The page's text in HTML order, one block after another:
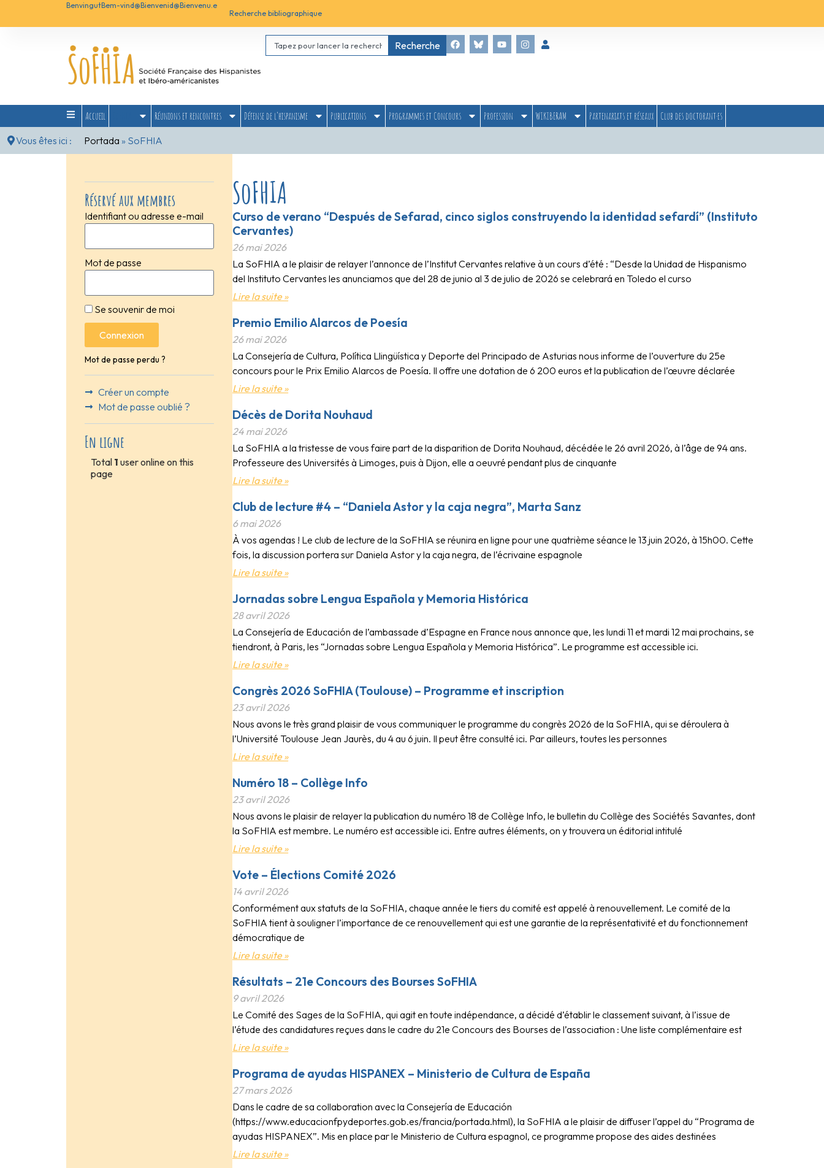
BenvingutBem-vind@Bienvenid@Bienvenu.e
Recherche bibliographique
Recherche
Accueil Réunions et rencontres Défense de l’hispanisme Publications Programmes et Concours Profession WIKIBERAM Partenariats et réseaux
Club des doctorant·es
Vous êtes ici :
Portada » SoFHIA
Réservé aux membres
Identifiant ou adresse e-mail
Mot de passe
Se souvenir de moi
Connexion
Mot de passe perdu ?
Créer un compte
Mot de passe oublié ?
En ligne
Total 1 user online on this
page
SoFHIA
Curso de verano “Después de Sefarad, cinco siglos construyendo la identidad sefardí” (Instituto
Cervantes)
26 mai 2026
La SoFHIA a le plaisir de relayer l’annonce de l’Institut Cervantes relative à un cours d’été : “Desde la Unidad de Hispanismo
del Instituto Cervantes les anunciamos que del 28 de junio al 3 de julio de 2026 se celebrará en Toledo el curso
Lire la suite »
Premio Emilio Alarcos de Poesía
26 mai 2026
La Consejería de Cultura, Política Llingüística y Deporte del Principado de Asturias nous informe de l’ouverture du 25e
concours pour le Prix Emilio Alarcos de Poesía. Il offre une dotation de 6 200 euros et la publication de l’œuvre déclarée
Lire la suite »
Décès de Dorita Nouhaud
24 mai 2026
La SoFHIA a la tristesse de vous faire part de la disparition de Dorita Nouhaud, décédée le 26 avril 2026, à l’âge de 94 ans.
Professeure des Universités à Limoges, puis à Dijon, elle a oeuvré pendant plus de cinquante
Lire la suite »
Club de lecture #4 – “Daniela Astor y la caja negra”, Marta Sanz
6 mai 2026
À vos agendas ! Le club de lecture de la SoFHIA se réunira en ligne pour une quatrième séance le 13 juin 2026, à 15h00. Cette
fois, la discussion portera sur Daniela Astor y la caja negra, de l’écrivaine espagnole
Lire la suite »
Jornadas sobre Lengua Española y Memoria Histórica
28 avril 2026
La Consejería de Educación de l’ambassade d’Espagne en France nous annonce que, les lundi 11 et mardi 12 mai prochains, se
tiendront, à Paris, les “Jornadas sobre Lengua Española y Memoria Histórica”. Le programme est accessible ici.
Lire la suite »
Congrès 2026 SoFHIA (Toulouse) – Programme et inscription
23 avril 2026
Nous avons le très grand plaisir de vous communiquer le programme du congrès 2026 de la SoFHIA, qui se déroulera à
l’Université Toulouse Jean Jaurès, du 4 au 6 juin. Il peut être consulté ici. Par ailleurs, toutes les personnes
Lire la suite »
Numéro 18 – Collège Info
23 avril 2026
Nous avons le plaisir de relayer la publication du numéro 18 de Collège Info, le bulletin du Collège des Sociétés Savantes, dont
la SoFHIA est membre. Le numéro est accessible ici. Entre autres éléments, on y trouvera un éditorial intitulé
Lire la suite »
Vote – Élections Comité 2026
14 avril 2026
Conformément aux statuts de la SoFHIA, chaque année le tiers du comité est appelé à renouvellement. Le comité de la
SoFHIA tient à souligner l’importance de ce renouvellement qui est une garantie de la représentativité et du fonctionnement
démocratique de
Lire la suite »
Résultats – 21e Concours des Bourses SoFHIA
9 avril 2026
Le Comité des Sages de la SoFHIA, qui agit en toute indépendance, a décidé d’établir le classement suivant, à l’issue de
l’étude des candidatures reçues dans le cadre du 21e Concours des Bourses de l’association : Une liste complémentaire est
Lire la suite »
Programa de ayudas HISPANEX – Ministerio de Cultura de España
27 mars 2026
Dans le cadre de sa collaboration avec la Consejería de Educación
(https://www.educacionfpydeportes.gob.es/francia/portada.html), la SoFHIA a le plaisir de diffuser l’appel du “Programa de
ayudas HISPANEX”. Mis en place par le Ministerio de Cultura espagnol, ce programme propose des aides destinées
Lire la suite »